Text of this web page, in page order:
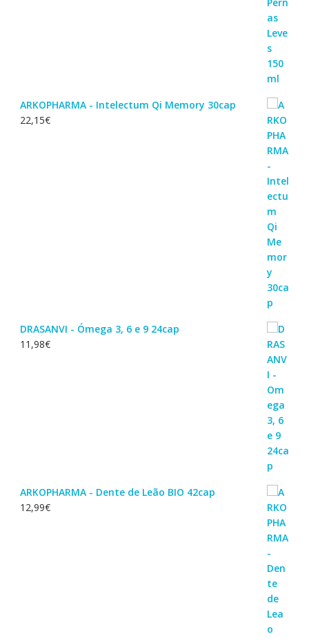
ARKOPHARMA - Intelectum Qi Memory 30cap
22,15€
DRASANVI - Ómega 3, 6 e 9 24cap
11,98€
ARKOPHARMA - Dente de Leão BIO 42cap
12,99€